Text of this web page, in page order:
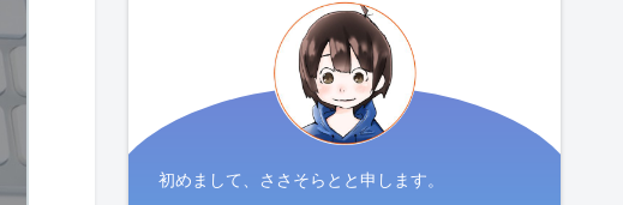
初めまして、ささそらとと申します。